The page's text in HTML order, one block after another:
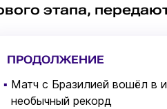
этапа,
ПРОДОЛЖЕНИЕ
▪ Матч с Бразилией вошёл в
необычный рекорд